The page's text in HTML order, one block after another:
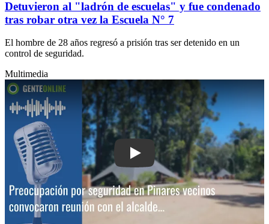
Detuvieron al "ladrón de escuelas" y fue condenado
tras robar otra vez la Escuela N° 7
El hombre de 28 años regresó a prisión tras ser detenido en un
control de seguridad.
Multimedia
Play: Preocupación por seguridad en